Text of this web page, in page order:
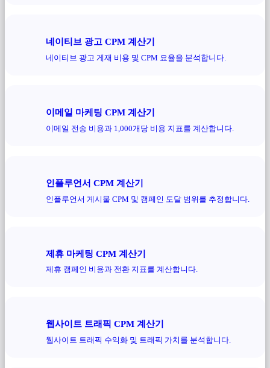
네이티브 광고 CPM 계산기
네이티브 광고 게재 비용 및 CPM 요율을 분석합니다.
이메일 마케팅 CPM 계산기
이메일 전송 비용과 1,000개당 비용 지표를 계산합니다.
인플루언서 CPM 계산기
인플루언서 게시물 CPM 및 캠페인 도달 범위를 추정합니다.
제휴 마케팅 CPM 계산기
제휴 캠페인 비용과 전환 지표를 계산합니다.
웹사이트 트래픽 CPM 계산기
웹사이트 트래픽 수익화 및 트래픽 가치를 분석합니다.